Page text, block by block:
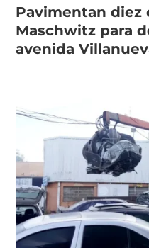
Pavimentan diez
Maschwitz para
avenida